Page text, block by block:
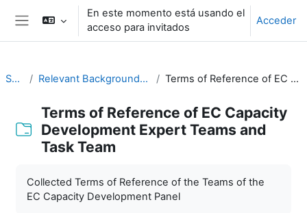
Salta al contenido principal
Panel lateral
En este momento está usando el
acceso para invitados
Acceder
SYMET-14 Relevant Background Resources and Outcomes of Prior Initiatives Terms of Reference of EC Capacity Development Expert Teams and Task Team
Terms of Reference of EC Capacity
Development Expert Teams and
Task Team
Collected Terms of Reference of the Teams of the
EC Capacity Development Panel